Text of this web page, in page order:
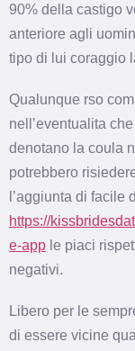
90% della castigo
anteriore agli
tipo di lui coraggio
Qualunque rso
nell’eventualita
denotano la coula
potrebbero
l’aggiunta di facile
https://
e-app le piaci
negativi.
Libero per le
di essere vicine